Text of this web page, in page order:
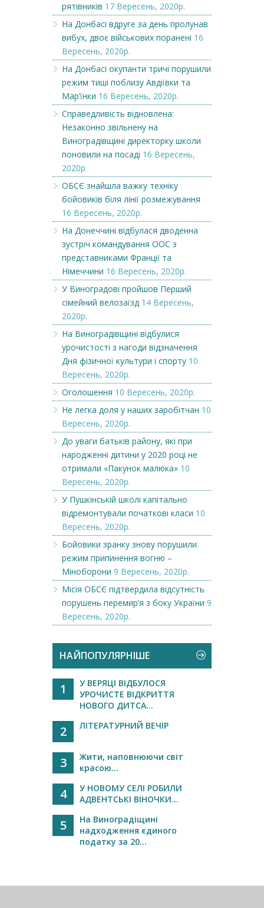
рятівників 17 Вересень, 2020р.
На Донбасі вдруге за день пролунав
вибух, двоє військових поранені 16
Вересень, 2020р.
На Донбасі окупанти тричі порушили
режим тиші поблизу Авдіївки та
Мар’їнки 16 Вересень, 2020р.
Справедливість відновлена:
Незаконно звільнену на
Виноградівщині директорку школи
поновили на посаді 16 Вересень,
2020р.
ОБСЄ знайшла важку техніку
бойовиків біля лінії розмежування
16 Вересень, 2020р.
На Донеччині відбулася дводенна
зустріч командування ООС з
представниками Франції та
Німеччини 16 Вересень, 2020р.
У Виноградові пройшов Перший
сімейний велозаїзд 14 Вересень,
2020р.
На Виноградівщині відбулися
урочистості з нагоди відзначення
Дня фізичної культури і спорту 10
Вересень, 2020р.
Оголошення 10 Вересень, 2020р.
Не легка доля у наших заробітчан 10
Вересень, 2020р.
До уваги батьків району, які при
народженні дитини у 2020 році не
отримали «Пакунок малюка» 10
Вересень, 2020р.
У Пушкінській школі капітально
відремонтували початкові класи 10
Вересень, 2020р.
Бойовики зранку знову порушили
режим припинення вогню –
Міноборони 9 Вересень, 2020р.
Місія ОБСЄ підтвердила відсутність
порушень перемир’я з боку України 9
Вересень, 2020р.
НАЙПОПУЛЯРНІШЕ
1
У ВЕРЯЦІ ВІДБУЛОСЯ
УРОЧИСТЕ ВІДКРИТТЯ
НОВОГО ДИТСА...
2 ЛІТЕРАТУРНИЙ ВЕЧІР
3
Жити, наповнюючи світ
красою...
4
У НОВОМУ СЕЛІ РОБИЛИ
АДВЕНТСЬКІ ВІНОЧКИ...
5
На Виноградіщині
надходження єдиного
податку за 20...